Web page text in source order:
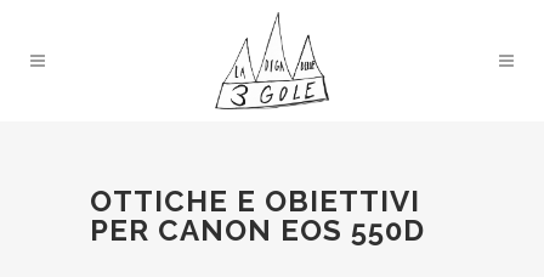
OTTICHE E OBIETTIVI
PER CANON EOS 550D